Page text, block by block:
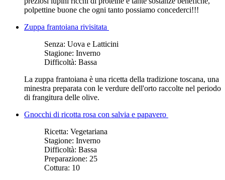
polpettine buone che ogni tanto possiamo concederci!!!
Zuppa frantoiana rivisitata
Senza: Uova e Latticini
Stagione: Inverno
Difficoltà: Bassa
La zuppa frantoiana è una ​ricetta della tradizione toscana, una
minestra preparata con le verdure dell'orto raccolte nel periodo
di frangitura delle olive.
Gnocchi di ricotta rosa con salvia e papavero
Ricetta: Vegetariana
Stagione: Inverno
Difficoltà: Bassa
Preparazione: 25
Cottura: 10